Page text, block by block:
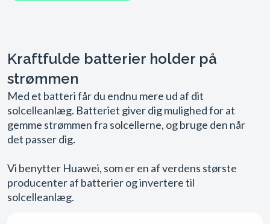
Kraftfulde batterier holder på
strømmen
Med et batteri får du endnu mere ud af dit
solcelleanlæg. Batteriet giver dig mulighed for at
gemme strømmen fra solcellerne, og bruge den når
det passer dig.
Vi benytter Huawei, som er en af verdens største
producenter af batterier og invertere til
solcelleanlæg.